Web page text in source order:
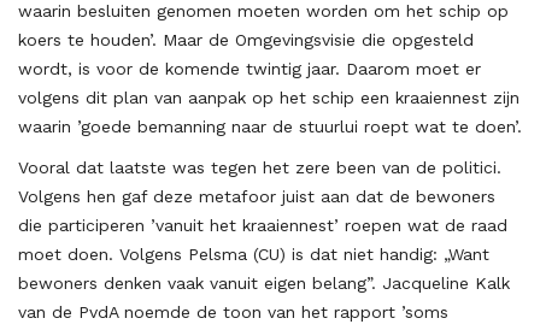
waarin besluiten genomen moeten worden om het schip op
koers te houden’. Maar de Omgevingsvisie die opgesteld
wordt, is voor de komende twintig jaar. Daarom moet er
volgens dit plan van aanpak op het schip een kraaiennest zijn
waarin ’goede bemanning naar de stuurlui roept wat te doen’.
Vooral dat laatste was tegen het zere been van de politici.
Volgens hen gaf deze metafoor juist aan dat de bewoners
die participeren ’vanuit het kraaiennest’ roepen wat de raad
moet doen. Volgens Pelsma (CU) is dat niet handig: „Want
bewoners denken vaak vanuit eigen belang”. Jacqueline Kalk
van de PvdA noemde de toon van het rapport ’soms